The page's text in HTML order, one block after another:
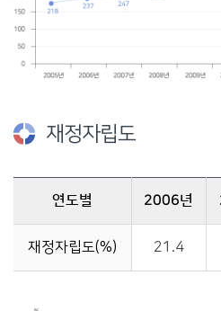
재정자립도
연도별 2006년
재정자립도(%) 21.4